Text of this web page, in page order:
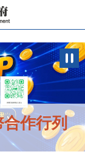
作行列